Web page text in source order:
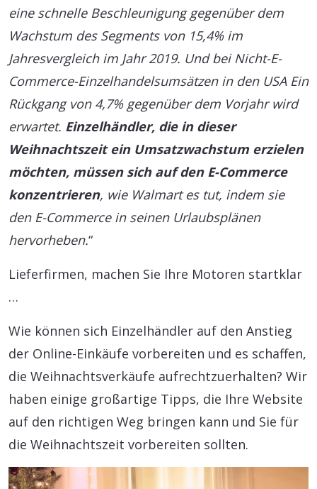
eine schnelle Beschleunigung gegenüber dem
Wachstum des Segments von 15,4% im
Jahresvergleich im Jahr 2019. Und bei Nicht-E-
Commerce-Einzelhandelsumsätzen in den USA Ein
Rückgang von 4,7% gegenüber dem Vorjahr wird
erwartet. Einzelhändler, die in dieser
Weihnachtszeit ein Umsatzwachstum erzielen
möchten, müssen sich auf den E-Commerce
konzentrieren, wie Walmart es tut, indem sie
den E-Commerce in seinen Urlaubsplänen
hervorheben.“
Lieferfirmen, machen Sie Ihre Motoren startklar
…
Wie können sich Einzelhändler auf den Anstieg
der Online-Einkäufe vorbereiten und es schaffen,
die Weihnachtsverkäufe aufrechtzuerhalten? Wir
haben einige großartige Tipps, die Ihre Website
auf den richtigen Weg bringen kann und Sie für
die Weihnachtszeit vorbereiten sollten.